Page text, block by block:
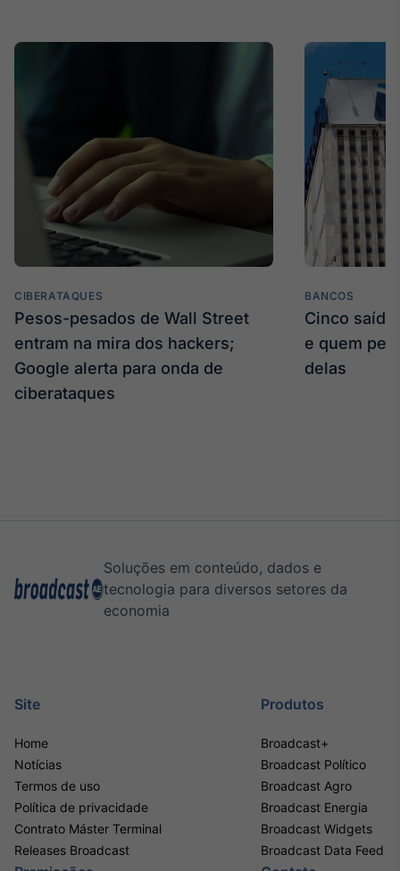
CIBERATAQUES
Pesos-pesados de Wall Street
entram na mira dos hackers;
Google alerta para onda de
ciberataques
BANCOS
Cinco
e quem
delas
Soluções em conteúdo, dados e
tecnologia para diversos setores da
economia
Site
Home
Notícias
Termos de uso
Política de privacidade
Contrato Máster Terminal
Releases Broadcast
Produtos
Broadcast+
Broadcast Político
Broadcast Agro
Broadcast Energia
Broadcast Widgets
Broadcast Data Feed